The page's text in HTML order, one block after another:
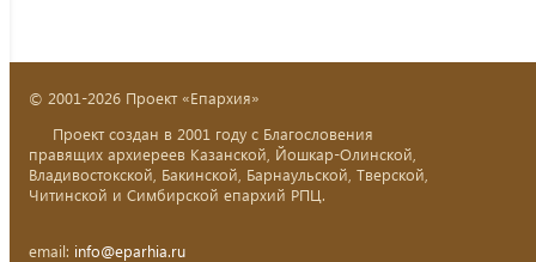
© 2001-2026 Проект «Епархия»
Проект создан в 2001 году с Благословения
правящих архиереев Казанской, Йошкар-Олинской,
Владивостокской, Бакинской, Барнаульской, Тверской,
Читинской и Симбирской епархий РПЦ.
email: info@eparhia.ru